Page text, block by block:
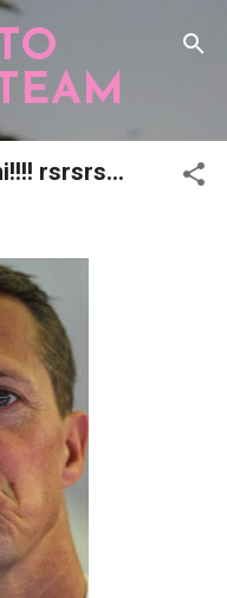
principal
rsrsrs...